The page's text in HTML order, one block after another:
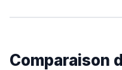
Comparaison